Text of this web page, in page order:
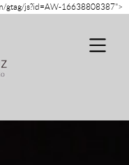
gtag/js?id=AW-16638808387">